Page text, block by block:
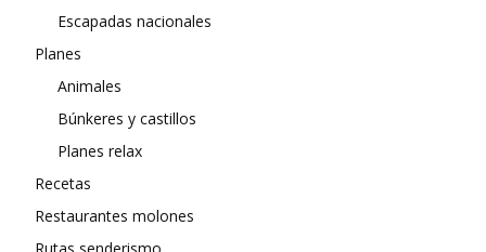
Escapadas nacionales
Planes
Animales
Búnkeres y castillos
Planes relax
Recetas
Restaurantes molones